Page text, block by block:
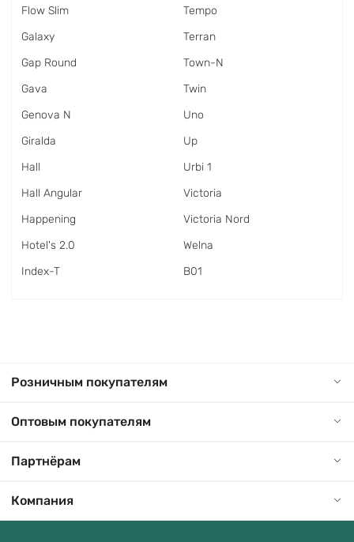
Flow Slim
Galaxy
Gap Round
Gava
Genova N
Giralda
Hall
Hall Angular
Happening
Hotel's 2.0
Index-T
Tempo
Terran
Town-N
Twin
Uno
Up
Urbi 1
Victoria
Victoria Nord
Welna
В01
Розничным покупателям
Оптовым покупателям
Партнёрам
Компания